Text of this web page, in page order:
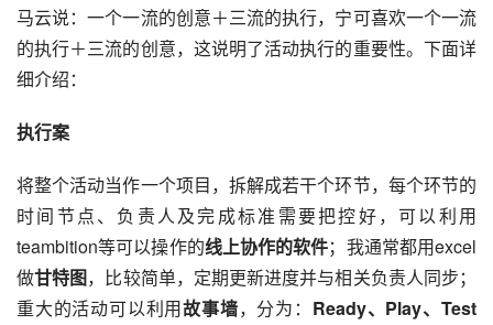
马云说：一个一流的创意＋三流的执行，宁可喜欢一个一流
的执行＋三流的创意，这说明了活动执行的重要性。下面详
细介绍：
执行案
将整个活动当作一个项目，拆解成若干个环节，每个环节的
时间节点、负责人及完成标准需要把控好，可以利用
teambition等可以操作的线上协作的软件；我通常都用excel
做甘特图，比较简单，定期更新进度并与相关负责人同步；
重大的活动可以利用故事墙，分为： Ready、Play、Test